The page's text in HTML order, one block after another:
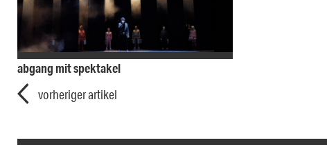
abgang mit spektakel
vorheriger artikel